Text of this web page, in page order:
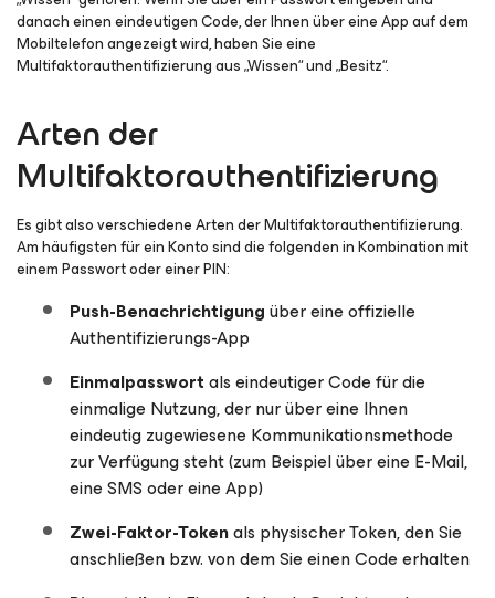
danach einen eindeutigen Code, der Ihnen über eine App auf dem
Mobiltelefon angezeigt wird, haben Sie eine
Multifaktorauthentifizierung aus „Wissen“ und „Besitz“.
Arten der
Multifaktorauthentifizierung
Es gibt also verschiedene Arten der Multifaktorauthentifizierung.
Am häufigsten für ein Konto sind die folgenden in Kombination mit
einem Passwort oder einer PIN:
Push-Benachrichtigungüber eine offizielle
Authentifizierungs-App
Einmalpasswortals eindeutiger Code für die
einmalige Nutzung, der nur über eine Ihnen
eindeutig zugewiesene Kommunikationsmethode
zur Verfügung steht (zum Beispiel über eine E-Mail,
eine SMS oder eine App)
Zwei-Faktor-Tokenals physischer Token, den Sie
anschließen bzw. von dem Sie einen Code erhalten